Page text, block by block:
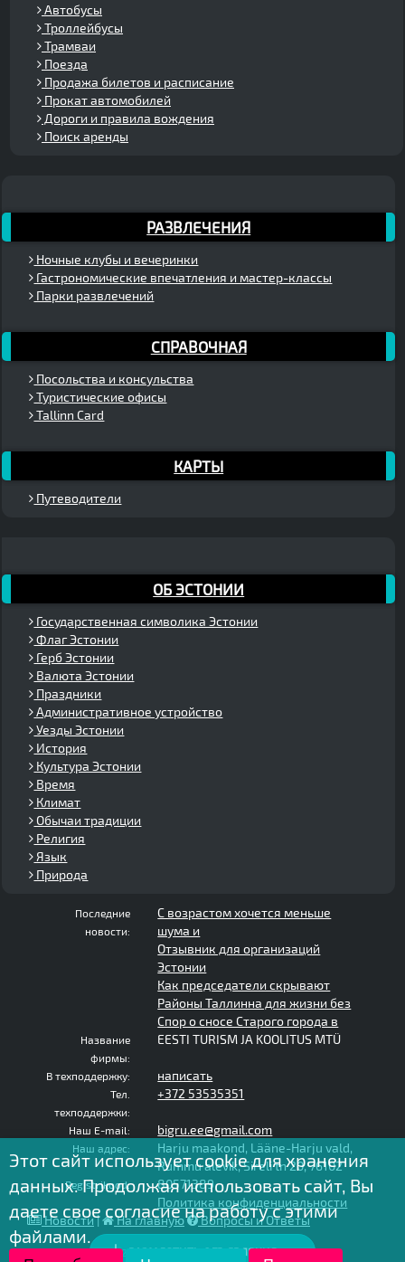
Автобусы
Троллейбусы
Трамваи
Поезда
Продажа билетов и расписание
Прокат автомобилей
Дороги и правила вождения
Поиск аренды
РАЗВЛЕЧЕНИЯ
Ночные клубы и вечеринки
Гастрономические впечатления и мастер-классы
Парки развлечений
СПРАВОЧНАЯ
Посольства и консульства
Туристические офисы
Tallinn Card
КАРТЫ
Путеводители
ОБ ЭСТОНИИ
Государственная символика Эстонии
Флаг Эстонии
Герб Эстонии
Валюта Эстонии
Праздники
Административное устройство
Уезды Эстонии
История
Культура Эстонии
Время
Климат
Обычаи традиции
Религия
Язык
Природа
Последние
новости:
С возрастом хочется меньше
шума и
Отзывник для организаций
Эстонии
Как председатели скрывают
Районы Таллинна для жизни без
Спор о сносе Старого города в
Название
фирмы:
EESTI TURISM JA KOOLITUS MTÜ
В техподдержку: написать
Тел.
техподдержки:
+372 53535351
Наш E-mail: bigru.ee@gmail.com
Наш адрес:
Harju maakond, Lääne-Harju vald,
Rummu alevik, Sireli tn 20, 76102
Registrikood:
80571389
Политика конфиденциальности
Новости| На главную Вопросы и Ответы
2020 - 2025 © bigru.ee - все права защищены
РАЗМЕСТИТЬ ОБЪЯВЛЕНИЕ
Этот сайт использует cookie для хранения
данных. Продолжая использовать сайт, Вы
даете свое согласие на работу с этими
файлами.